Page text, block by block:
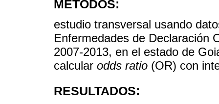
MÉTODOS:
estudio transversal usando
Enfermedades de Declaración
2007-2013, en el estado de
calcular odds ratio (OR) con
RESULTADOS: